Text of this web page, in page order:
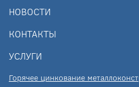
НОВОСТИ
КОНТАКТЫ
УСЛУГИ
Горячее цинкование